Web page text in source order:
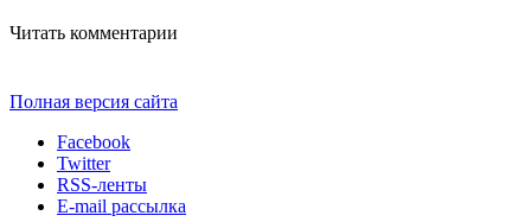
Читать комментарии
Полная версия сайта
Facebook
Twitter
RSS-ленты
E-mail рассылка